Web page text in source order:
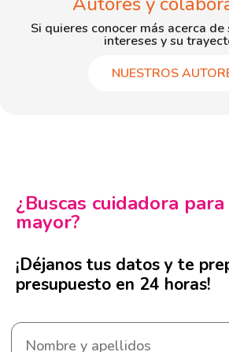
Si quieres conocer más acerca
intereses y su
NUESTROS
¿Buscas cuidadora
mayor?
¡Déjanos tus datos y te
presupuesto en 24 horas!